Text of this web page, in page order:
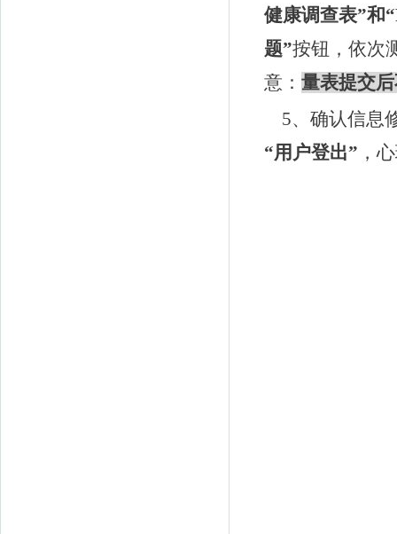
健康调查表”和“
题”按钮，依次
意： 量表提交
5、确认信息
“用户登出” ，